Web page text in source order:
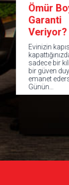
Ömür
Garanti
Veriyor?
Evinizin
sadece bir
bir güven
emanet
Günün…